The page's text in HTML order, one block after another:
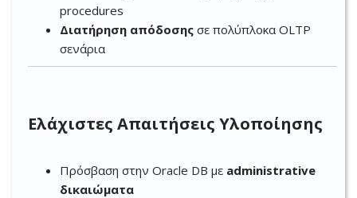
procedures
Διατήρηση απόδοσης σε πολύπλοκα OLTP
σενάρια
Ελάχιστες Απαιτήσεις Υλοποίησης
Πρόσβαση στην Oracle DB με administrative
δικαιώματα